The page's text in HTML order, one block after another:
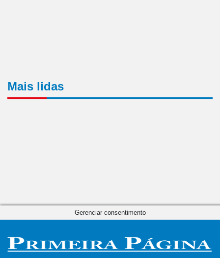
Mais lidas
Gerenciar consentimento